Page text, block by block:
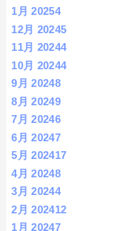
1月 20254
12月 20245
11月 20244
10月 20244
9月 20248
8月 20249
7月 20246
6月 20247
5月 202417
4月 20248
3月 20244
2月 202412
1月 20247